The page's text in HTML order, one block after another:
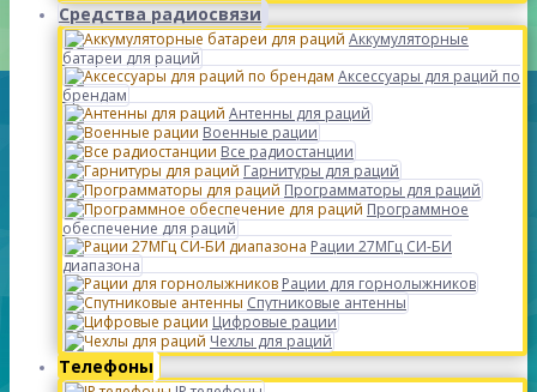
Средства радиосвязи
Аккумуляторные
батареи для раций
Аксессуары для раций по
брендам
Антенны для раций
Военные рации
Все радиостанции
Гарнитуры для раций
Программаторы для раций
Программное
обеспечение для раций
Рации 27МГц СИ-БИ
диапазона
Рации для горнолыжников
Спутниковые антенны
Цифровые рации
Чехлы для раций
Телефоны